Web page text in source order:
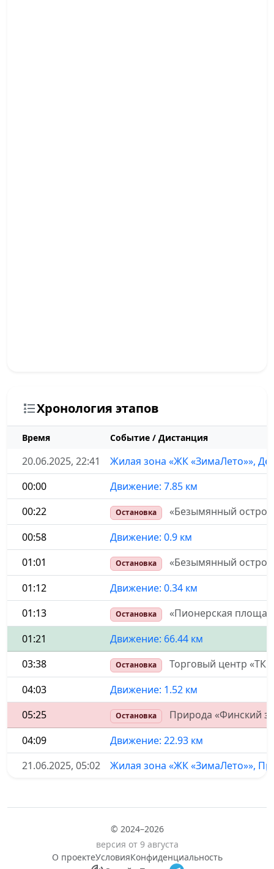
Хронология этапов
Время Событие / Дистанция
20.06.2025, 22:41
Жилая зона «ЖК «ЗимаЛето»»,
00:00
Движение: 7.85 км
00:22
Остановка
«Безымянный
00:58
Движение: 0.9 км
01:01
Остановка
«Безымянный
01:12
Движение: 0.34 км
01:13
Остановка
«Пионерская
01:21
Движение: 66.44 км
03:38
Остановка
Торговый центр «ТК
04:03
Движение: 1.52 км
05:25
Остановка
Природа «Финский
04:09
Движение: 22.93 км
21.06.2025, 05:02
Жилая зона «ЖК «ЗимаЛето»»,
© 2024–2026
версия от 9 августа
О проектеУсловияКонфиденциальность